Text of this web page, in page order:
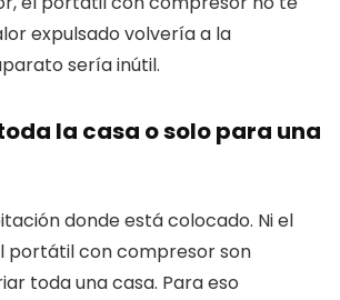
expulsado volvería a la
sería inútil.
la casa o solo para una
donde está colocado. Ni el
portátil con compresor son
toda una casa. Para eso